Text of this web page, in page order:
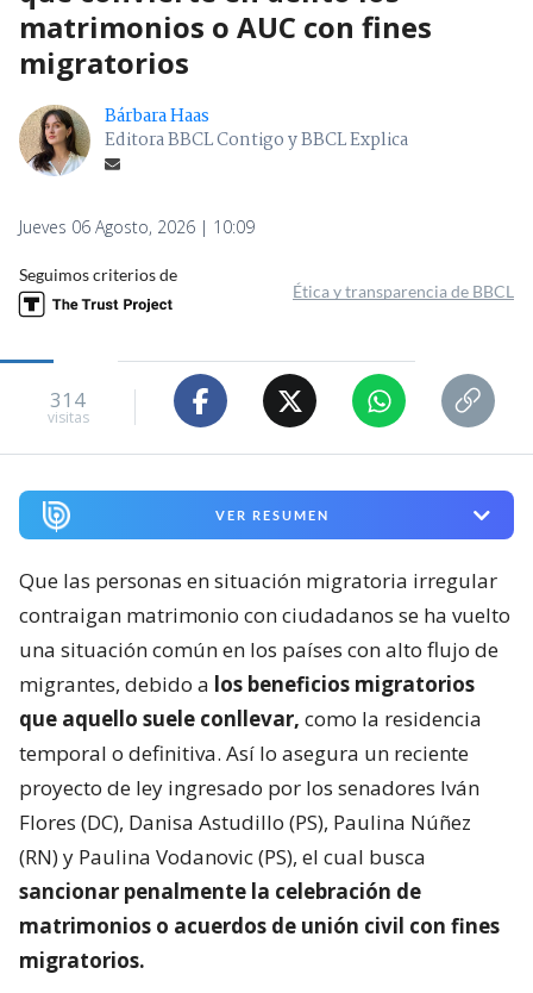
matrimonios o AUC con fines
migratorios
Bárbara Haas
Editora BBCL Contigo y BBCL Explica
Jueves 06 Agosto, 2026 | 10:09
Seguimos criterios de
Ética y transparencia de BBCL
314
visitas
VER RESUMEN
Que las personas en situación migratoria irregular
contraigan matrimonio con ciudadanos se ha vuelto
una situación común en los países con alto flujo de
migrantes, debido a los beneficios migratorios
que aquello suele conllevar, como la residencia
temporal o definitiva. Así lo asegura un reciente
proyecto de ley ingresado por los senadores Iván
Flores (DC), Danisa Astudillo (PS), Paulina Núñez
(RN) y Paulina Vodanovic (PS), el cual busca
sancionar penalmente la celebración de
matrimonios o acuerdos de unión civil con fines
migratorios.